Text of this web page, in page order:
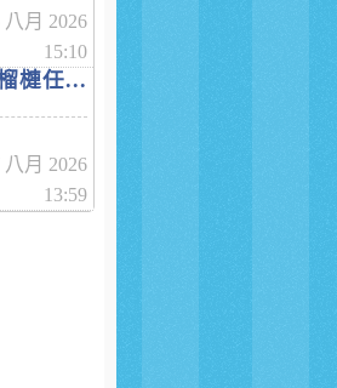
月 2026
15:10
槤任...
月 2026
13:59